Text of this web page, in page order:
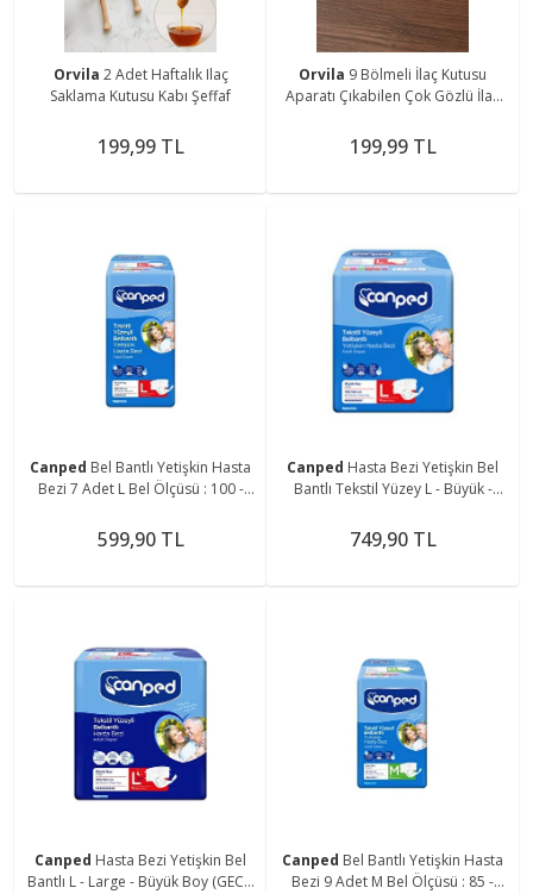
Orvila 2 Adet Haftalık Ilaç
Saklama Kutusu Kabı Şeffaf
199,99 TL
Orvila 9 Bölmeli İlaç Kutusu
Aparatı Çıkabilen Çok Gözlü İlaç
199,99 TL
Canped Bel Bantlı Yetişkin Hasta
Bezi 7 Adet L Bel Ölçüsü : 100 -
599,90 TL
Canped Hasta Bezi Yetişkin Bel
Bantlı Tekstil Yüzey L - Büyük -
749,90 TL
Canped Hasta Bezi Yetişkin Bel
Bantlı L - Large - Büyük Boy (GECE)
Canped Bel Bantlı Yetişkin Hasta
Bezi 9 Adet M Bel Ölçüsü : 85 -